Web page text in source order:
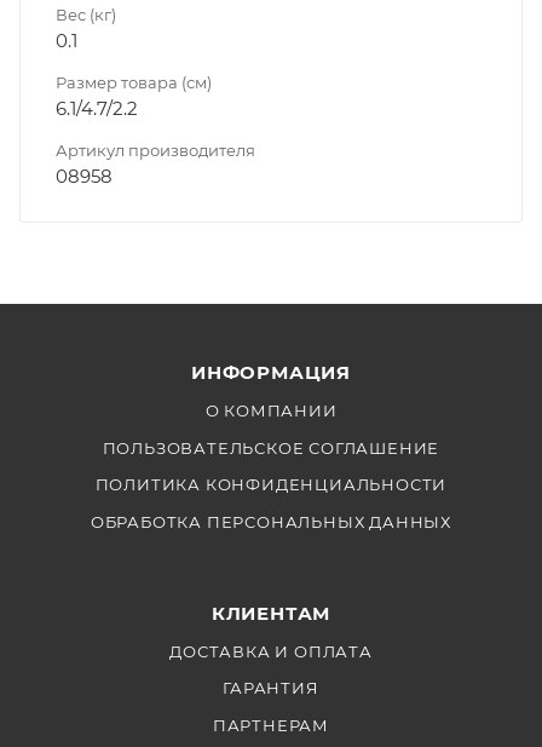
Вес (кг)
0.1
Размер товара (см)
6.1/4.7/2.2
Артикул производителя
08958
ИНФОРМАЦИЯ
О КОМПАНИИ
ПОЛЬЗОВАТЕЛЬСКОЕ СОГЛАШЕНИЕ
ПОЛИТИКА КОНФИДЕНЦИАЛЬНОСТИ
ОБРАБОТКА ПЕРСОНАЛЬНЫХ ДАННЫХ
КЛИЕНТАМ
ДОСТАВКА И ОПЛАТА
ГАРАНТИЯ
ПАРТНЕРАМ